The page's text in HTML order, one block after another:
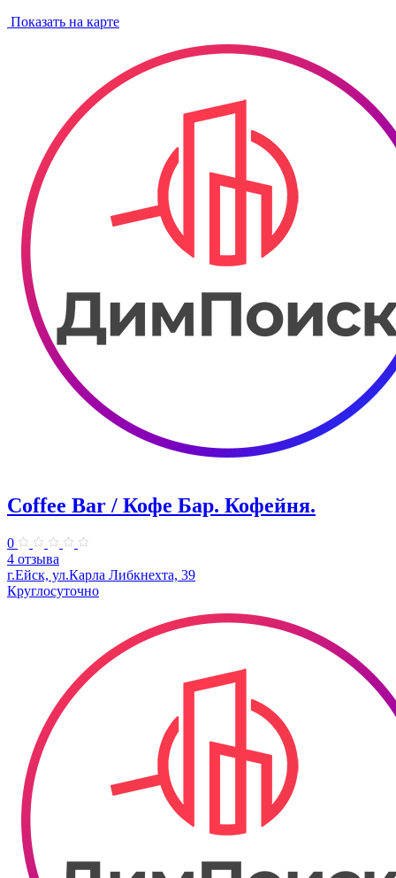
Показать на карте
Coffee Bar / Кофе Бар. Кофейня.
0
4 отзыва
г.Ейск, ул.Карла Либкнехта, 39
Круглосуточно